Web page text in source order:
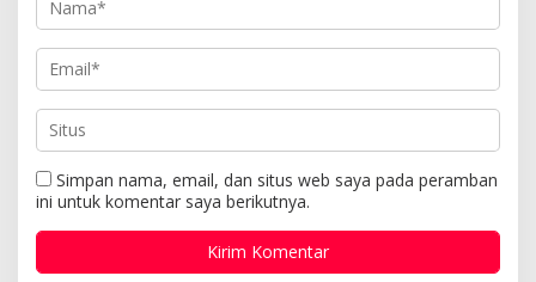
Simpan nama, email, dan situs web saya pada peramban
ini untuk komentar saya berikutnya.